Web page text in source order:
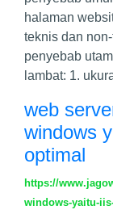
halaman
teknis dan
penyebab
lambat: 1.
web
windows
optimal
https://
windows-yaitu-